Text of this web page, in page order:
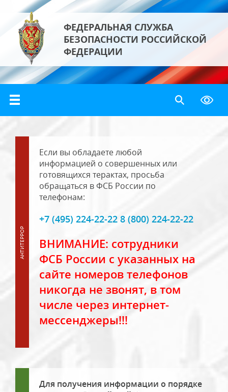
ФЕДЕРАЛЬНАЯ СЛУЖБА
БЕЗОПАСНОСТИ РОССИЙСКОЙ
ФЕДЕРАЦИИ
Если вы обладаете любой
информацией о совершенных или
готовящихся терактах, просьба
обращаться в ФСБ России по
телефонам:
+7 (495) 224-22-22 8 (800) 224-22-22
ВНИМАНИЕ: сотрудники
ФСБ России с указанных на
сайте номеров телефонов
никогда не звонят, в том
числе через интернет-
мессенджеры!!!
Для получения информации о порядке